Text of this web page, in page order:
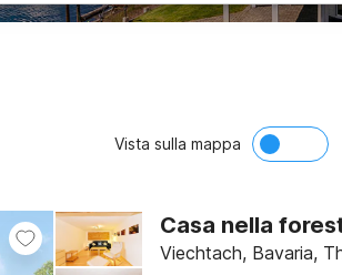
Vista sulla mappa
Casa nella
Viechtach, Bavaria,